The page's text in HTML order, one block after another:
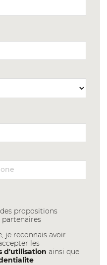
propositions
je reconnais avoir
les
d'utilisation ainsi que